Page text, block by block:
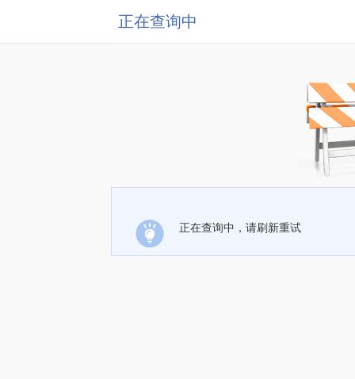
正在查询中
正在查询中，请刷新重试